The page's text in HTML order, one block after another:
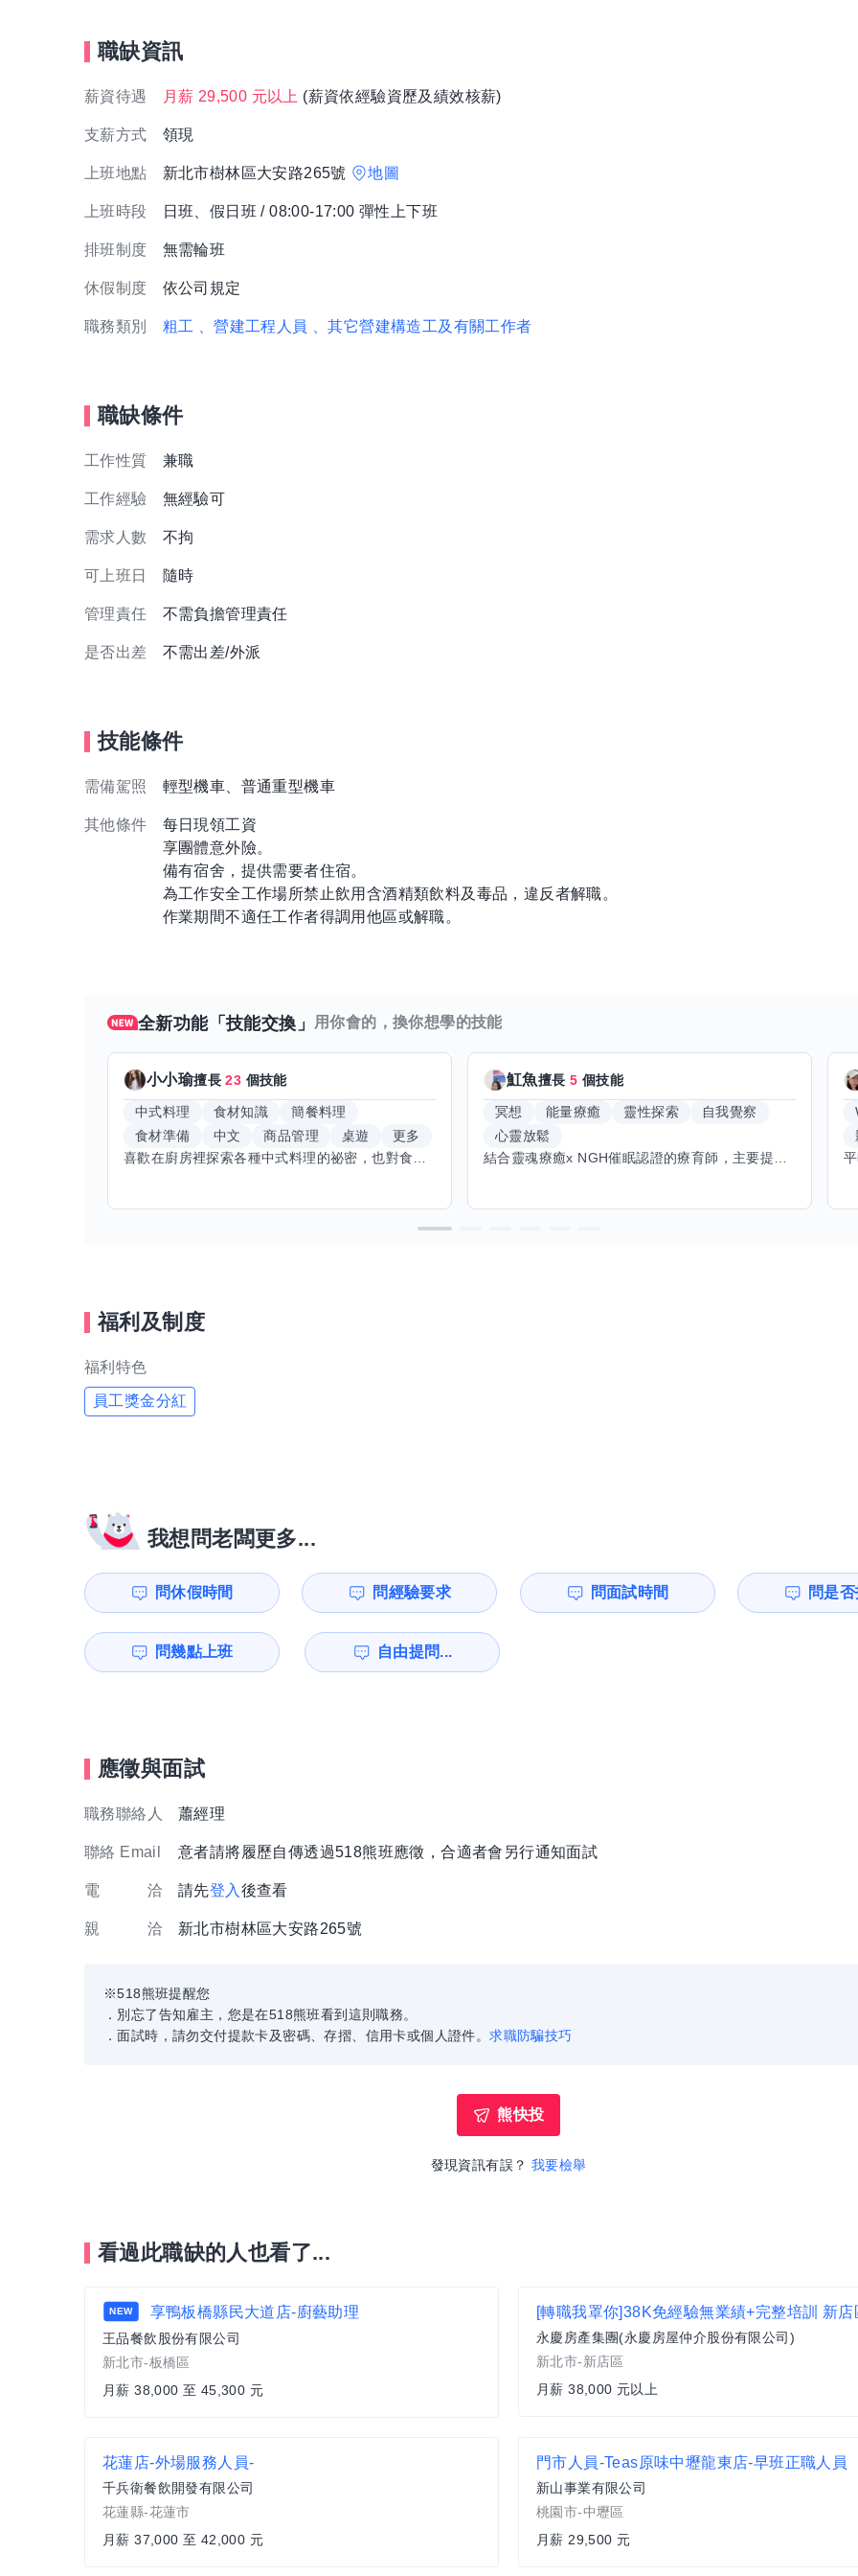
職缺資訊
薪資待遇 月薪 29,500 元以上 (薪資依經驗資歷及績效核薪)
支薪方式 領現
上班地點 新北市樹林區大安路265號 地圖
上班時段 日班、假日班 / 08:00-17:00 彈性上下班
排班制度 無需輪班
休假制度 依公司規定
職務類別 粗工 、營建工程人員 、其它營建構造工及有關工作者
職缺條件
工作性質 兼職
工作經驗 無經驗可
需求人數 不拘
可上班日 隨時
管理責任 不需負擔管理責任
是否出差 不需出差/外派
技能條件
需備駕照 輕型機車、普通重型機車
其他條件
每日現領工資
享團體意外險。
備有宿舍，提供需要者住宿。
為工作安全工作場所禁止飲用含酒精類飲料及毒品，違反者解職。
作業期間不適任工作者得調用他區或解職。
全新功能「技能交換」 用你會的，換你想學的技能
小小瑜擅長23 個技能
中式料理 食材知識
簡餐料理
食材準備
中文 商品管理 桌遊
更多
喜歡在廚房裡探索各種中式料理的祕密，也對食材的挑選和搭配充滿熱情。平常生活裡，簡餐料理是我的拿手好戲，讓人輕鬆又滿足。最近開始對手繪、攝影和影片剪輯有濃厚興趣，想找伙伴一起學習交換技能，互相激盪創意！希望能和你一起開心成長，分享不只是技術，更是快樂和靈感的碰撞。
魟魚擅長5 個技能
冥想 能量療癒 靈性探索
自我覺察
心靈放鬆
結合靈魂療癒x NGH催眠認證的療育師，主要提供潛意識探索和靈魂導向的催眠療育。你會全程100%清醒跟我對話。
福利及制度
福利特色
員工獎金分紅
我想問老闆更多...
問休假時間 問經驗要求 問面試時間 問是
問幾點上班 自由提問...
應徵與面試
職務聯絡人 蕭經理
聯絡 Email 意者請將履歷自傳透過518熊班應徵，合適者會另行通知面試
電 洽 請先登入 後查看
親 洽 新北市樹林區大安路265號
※518熊班提醒您
．別忘了告知雇主，您是在518熊班看到這則職務。
．面試時，請勿交付提款卡及密碼、存摺、信用卡或個人證件。求職防騙技巧
熊快投
發現資訊有誤？ 我要檢舉
看過此職缺的人也看了...
NEW 享鴨板橋縣民大道店-廚藝助理
王品餐飲股份有限公司
新北市-板橋區
月薪 38,000 至 45,300 元
永慶房產集團(永慶房屋仲介股份有限公司)
新北市-新店區
月薪 38,000 元以上
花蓮店-外場服務人員-
千兵衛餐飲開發有限公司
花蓮縣-花蓮市
月薪 37,000 至 42,000 元
門市人員-Teas原味中壢龍東店-早班正職人員
新山事業有限公司
桃園市-中壢區
月薪 29,500 元